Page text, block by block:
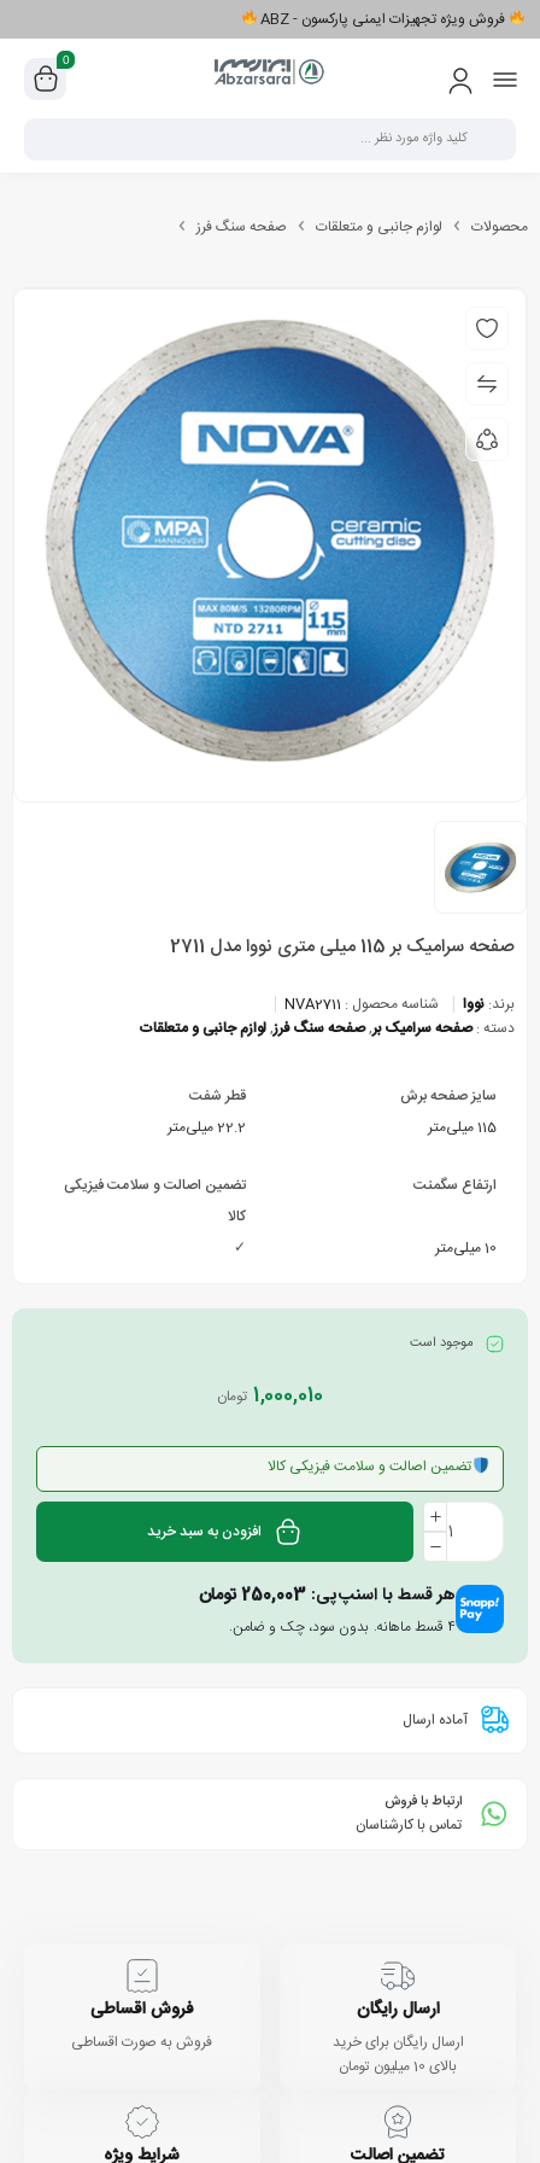
فروش ویژه تجهیزات ایمنی پارکسون - ABZ
0
محصولات لوازم جانبی و متعلقات صفحه سنگ فرز
صفحه سرامیک بر 115 میلی متری نووا مدل 2711
برند: نووا شناسه محصول : NVA2711
دسته :صفحه سرامیک بر,صفحه سنگ فرز,لوازم جانبی و متعلقات
سایز صفحه برش
115 میلی‌متر
قطر شفت
22.2 میلی‌متر
ارتفاع سگمنت
10 میلی‌متر
تضمین اصالت و سلامت فیزیکی
کالا
✓
موجود است
1,000,010 تومان
تضمین اصالت و سلامت فیزیکی کالا
افزودن به سبد خرید
هر قسط با اسنپ‌پی: 250,003تومان
۴ قسط ماهانه. بدون سود، چک و ضامن.
آماده ارسال
ارتباط با فروش
تماس با کارشناسان
ارسال رایگان
ارسال رایگان برای خرید
بالای 10 میلیون تومان
فروش اقساطی
فروش به صورت اقساطی
تضمین اصالت شرایط ویژه